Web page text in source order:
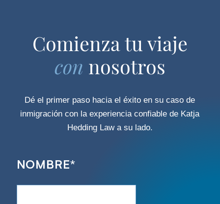
Comienza tu viaje
con nosotros
Dé el primer paso hacia el éxito en su caso de
inmigración con la experiencia confiable de Katja
Hedding Law a su lado.
NOMBRE*